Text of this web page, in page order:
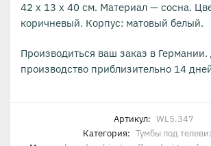
42 x 13 x 40 см. Материал — сосна.
коричневый. Корпус: матовый белый.
Производиться ваш заказ в Германии.
производство приблизительно 14
Артикул: WL5.347
Категория: Тумбы под